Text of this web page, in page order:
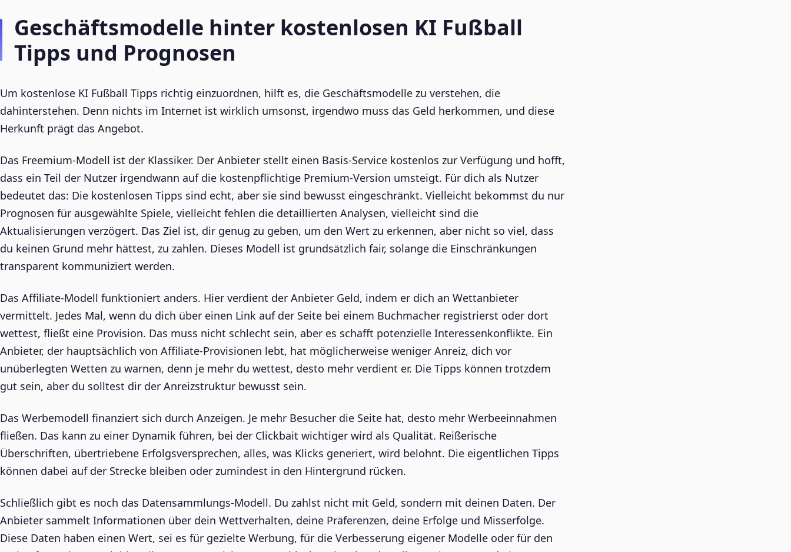
Geschäftsmodelle hinter kostenlosen KI Fußball
Tipps und Prognosen
Um kostenlose KI Fußball Tipps richtig einzuordnen, hilft es, die Geschäftsmodelle zu verstehen, die
dahinterstehen. Denn nichts im Internet ist wirklich umsonst, irgendwo muss das Geld herkommen, und diese
Herkunft prägt das Angebot.
Das Freemium-Modell ist der Klassiker. Der Anbieter stellt einen Basis-Service kostenlos zur Verfügung und hofft,
dass ein Teil der Nutzer irgendwann auf die kostenpflichtige Premium-Version umsteigt. Für dich als Nutzer
bedeutet das: Die kostenlosen Tipps sind echt, aber sie sind bewusst eingeschränkt. Vielleicht bekommst du nur
Prognosen für ausgewählte Spiele, vielleicht fehlen die detaillierten Analysen, vielleicht sind die
Aktualisierungen verzögert. Das Ziel ist, dir genug zu geben, um den Wert zu erkennen, aber nicht so viel, dass
du keinen Grund mehr hättest, zu zahlen. Dieses Modell ist grundsätzlich fair, solange die Einschränkungen
transparent kommuniziert werden.
Das Affiliate-Modell funktioniert anders. Hier verdient der Anbieter Geld, indem er dich an Wettanbieter
vermittelt. Jedes Mal, wenn du dich über einen Link auf der Seite bei einem Buchmacher registrierst oder dort
wettest, fließt eine Provision. Das muss nicht schlecht sein, aber es schafft potenzielle Interessenkonflikte. Ein
Anbieter, der hauptsächlich von Affiliate-Provisionen lebt, hat möglicherweise weniger Anreiz, dich vor
unüberlegten Wetten zu warnen, denn je mehr du wettest, desto mehr verdient er. Die Tipps können trotzdem
gut sein, aber du solltest dir der Anreizstruktur bewusst sein.
Das Werbemodell finanziert sich durch Anzeigen. Je mehr Besucher die Seite hat, desto mehr Werbeeinnahmen
fließen. Das kann zu einer Dynamik führen, bei der Clickbait wichtiger wird als Qualität. Reißerische
Überschriften, übertriebene Erfolgsversprechen, alles, was Klicks generiert, wird belohnt. Die eigentlichen Tipps
können dabei auf der Strecke bleiben oder zumindest in den Hintergrund rücken.
Schließlich gibt es noch das Datensammlungs-Modell. Du zahlst nicht mit Geld, sondern mit deinen Daten. Der
Anbieter sammelt Informationen über dein Wettverhalten, deine Präferenzen, deine Erfolge und Misserfolge.
Diese Daten haben einen Wert, sei es für gezielte Werbung, für die Verbesserung eigener Modelle oder für den